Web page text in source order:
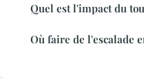
Quel est l'impact du
Où faire de l'escalade